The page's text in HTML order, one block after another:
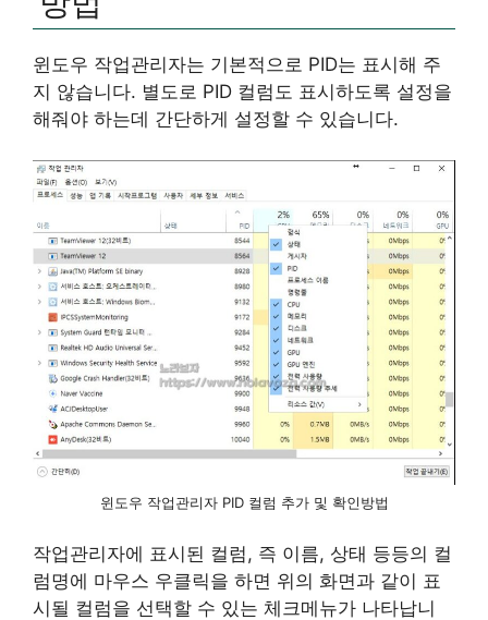
윈도우 작업관리자는 기본적으로 PID는 표시해 주
지 않습니다. 별도로 PID 컬럼도 표시하도록 설정을
해줘야 하는데 간단하게 설정할 수 있습니다.
윈도우 작업관리자 PID 컬럼 추가 및 확인방법
작업관리자에 표시된 컬럼, 즉 이름, 상태 등등의 컬
럼명에 마우스 우클릭을 하면 위의 화면과 같이 표
시될 컬럼을 선택할 수 있는 체크메뉴가 나타납니